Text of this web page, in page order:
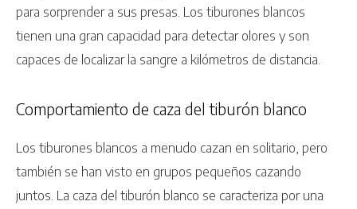
para sorprender a sus presas. Los tiburones blancos
tienen una gran capacidad para detectar olores y son
capaces de localizar la sangre a kilómetros de distancia.
Comportamiento de caza del tiburón blanco
Los tiburones blancos a menudo cazan en solitario, pero
también se han visto en grupos pequeños cazando
juntos. La caza del tiburón blanco se caracteriza por una